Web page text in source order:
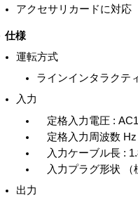
アクセサリカードに対応
仕様
運転方式
ラインインタラクテ
入力
定格入力電圧 :
定格入力周波数 Hz
入力ケーブル長 :
入力プラグ形状 （
出力